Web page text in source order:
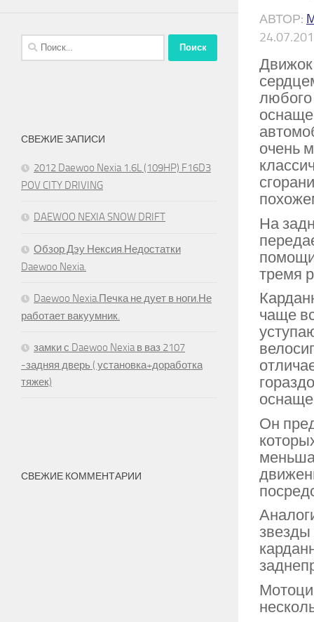
АВТОР:
Движок
любого
очень
На
тремя
чаще
Он
Найти:
СВЕЖИЕ ЗАПИСИ
2012 Daewoo Nexia 1.6L (109HP) F16D3
POV CITY DRIVING
DAEWOO NEXIA SNOW DRIFT
Обзор Дэу Нексия.Недостатки
Daewoo Nexia.
Daewoo Nexia.Печка не дует в ноги.Не
работает вакуумник.
замки с Daewoo Nexia в ваз 2107
-задняя дверь ( установка+доработка
тяжек)
СВЕЖИЕ КОММЕНТАРИИ